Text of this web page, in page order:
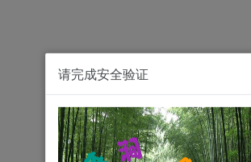
请完成安全验证